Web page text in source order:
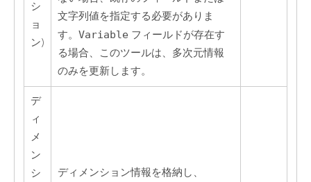
シ
ョ
ン)
文字列値を指定する必要がありま
す。 Variable フィールドが存在す
る場合、このツールは、多次元情報
のみを更新します。
デ
ィ
メ
ン
シ
ディメンション情報を格納し、